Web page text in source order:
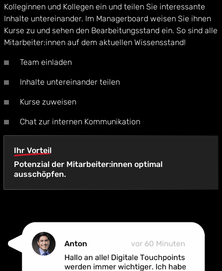
Kolleginnen und Kollegen ein und teilen Sie interessante
Inhalte untereinander. Im Managerboard weisen Sie ihnen
Kurse zu und sehen den Bearbeitungsstand ein. So sind alle
Mitarbeiter:innen auf dem aktuellen Wissensstand!
Team einladen
Inhalte untereinander teilen
Kurse zuweisen
Chat zur internen Kommunikation
Ihr Vorteil
Potenzial der Mitarbeiter:innen optimal
ausschöpfen.